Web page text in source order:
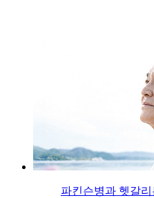
파킨슨병과 헷갈